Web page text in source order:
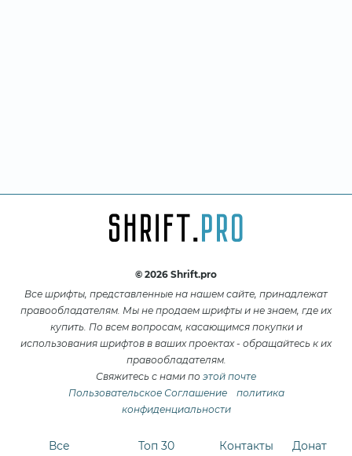
© 2026 Shrift.pro
Все шрифты, представленные на нашем сайте, принадлежат
правообладателям. Мы не продаем шрифты и не знаем, где их
купить. По всем вопросам, касающимся покупки и
использования шрифтов в ваших проектах - обращайтесь к их
правообладателям.
Свяжитесь с нами по этой почте
Пользовательское Соглашение
политика
конфиденциальности
Все Топ 30 Контакты Донат